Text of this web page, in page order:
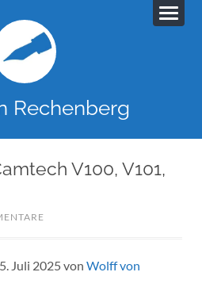
Rechenberg
V100, V101,
Juli 2025 von Wolff von